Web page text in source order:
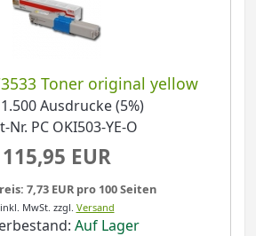
Toner original yellow
Ausdrucke (5%)
Nr. PC OKI503-YE-O
115,95 EUR
7,73 EUR pro 100 Seiten
inkl. MwSt. zzgl. Versand
Auf Lager